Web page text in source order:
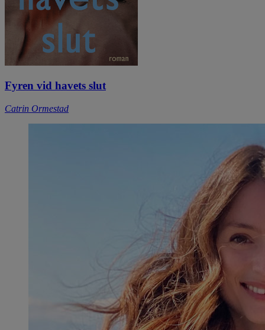
Fyren vid havets slut
Catrin Ormestad